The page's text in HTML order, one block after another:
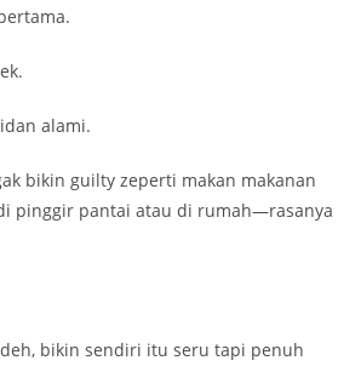
alami.
bikin guilty zeperti makan makanan
pinggir pantai atau di rumah—rasanya
bikin sendiri itu seru tapi penuh